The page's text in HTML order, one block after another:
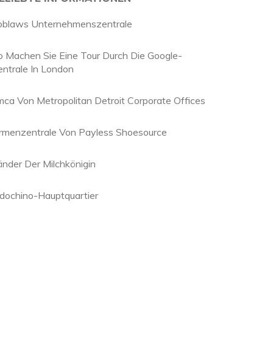
Unternehmenszentrale
Machen Sie Eine Tour Durch Die Google-
In London
Von Metropolitan Detroit Corporate Offices
Von Payless Shoesource
Der Milchkönigin
Hauptquartier